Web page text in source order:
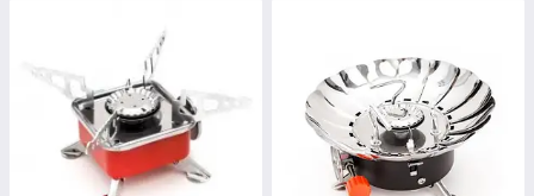
Рашпілі, напилки, надфілі
Склорізи інструмент для скла